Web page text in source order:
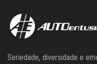
Seriedade, diversidade e